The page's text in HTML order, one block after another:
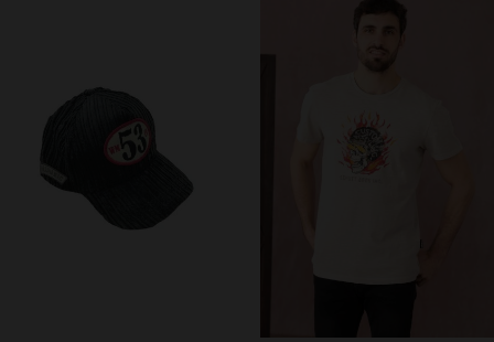
TAILLES DISPONIBLES TAILLES DISPONIBLES